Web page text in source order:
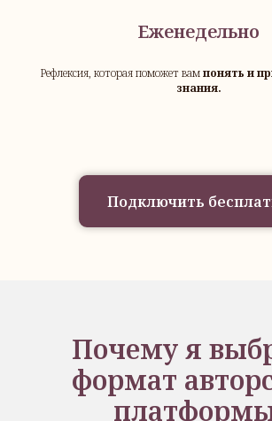
Еженедельно
Рефлексия, которая поможет вампонять и
знания.
Подключить
Почему я
формат